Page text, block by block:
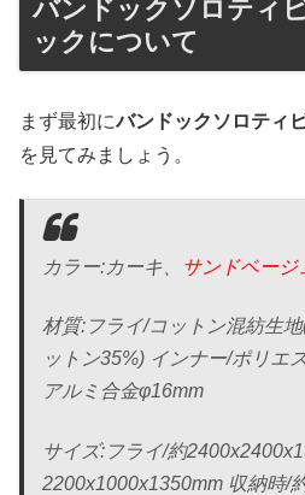
バンドックソロティ
ックについて
まず最初にバンドックソロティ
を見てみましょう。
カラー:カーキ、 サンドベージ
材質:フライ/コットン混紡生
ットン35%) インナー/ポリエ
アルミ合金φ16mm
サイズ:フライ/約
2200x1000x1350mm 収納時/